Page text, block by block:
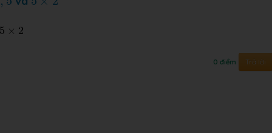
5 × 2
5 ×2
0 điểm Trả lời